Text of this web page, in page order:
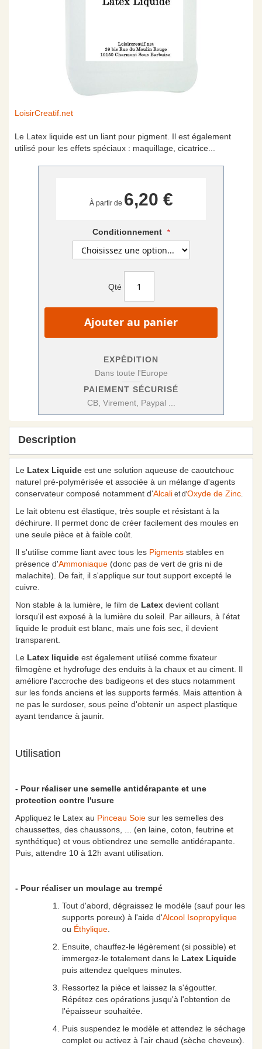
LoisirCreatif.net
Le Latex liquide est un liant pour pigment. Il est également
utilisé pour les effets spéciaux : maquillage, cicatrice...
À partir de 6,20 €
Conditionnement
Qté
Ajouter au panier
EXPÉDITION
Dans toute l'Europe
PAIEMENT SÉCURISÉ
CB, Virement, Paypal ...
Skip
the
beginning
Description
Le Latex Liquide est une solution aqueuse de caoutchouc
naturel pré-polymérisée et associée à un mélange d'agents
conservateur composé notamment d'Alcali et d'Oxyde de Zinc.
Le lait obtenu est élastique, très souple et résistant à la
déchirure. Il permet donc de créer facilement des moules en
une seule pièce et à faible coût.
Il s'utilise comme liant avec tous les Pigments stables en
présence d'Ammoniaque (donc pas de vert de gris ni de
malachite). De fait, il s'applique sur tout support excepté le
cuivre.
Non stable à la lumière, le film de Latex devient collant
lorsqu'il est exposé à la lumière du soleil. Par ailleurs, à l'état
liquide le produit est blanc, mais une fois sec, il devient
transparent.
Le Latex liquide est également utilisé comme fixateur
filmogène et hydrofuge des enduits à la chaux et au ciment. Il
améliore l'accroche des badigeons et des stucs notamment
sur les fonds anciens et les supports fermés. Mais attention à
ne pas le surdoser, sous peine d'obtenir un aspect plastique
ayant tendance à jaunir.
Utilisation
- Pour réaliser une semelle antidérapante et une
protection contre l'usure
Appliquez le Latex au Pinceau Soie sur les semelles des
chaussettes, des chaussons, ... (en laine, coton, feutrine et
synthétique) et vous obtiendrez une semelle antidérapante.
Puis, attendre 10 à 12h avant utilisation.
- Pour réaliser un moulage au trempé
Tout d'abord, dégraissez le modèle (sauf pour les
supports poreux) à l'aide d'Alcool Isopropylique
ou Éthylique
Ensuite, chauffez-le légèrement (si possible) et
immergez-le totalement dans le Latex Liquide
puis attendez quelques minutes.
Ressortez la pièce et laissez la s'égoutter.
Répétez ces opérations jusqu'à l'obtention de
l'épaisseur souhaitée.
Puis suspendez le modèle et attendez le séchage
complet ou activez à l'air chaud (sèche cheveux).